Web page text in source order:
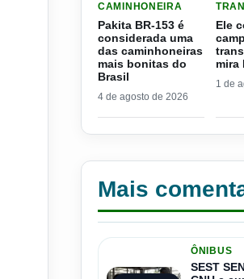
CAMINHONEIRA
Pakita BR-153 é
considerada uma
das caminhoneiras
mais bonitas do
Brasil
4 de agosto de 2026
Ele
mira
1 de
Mais
ÔNIBUS
SEST